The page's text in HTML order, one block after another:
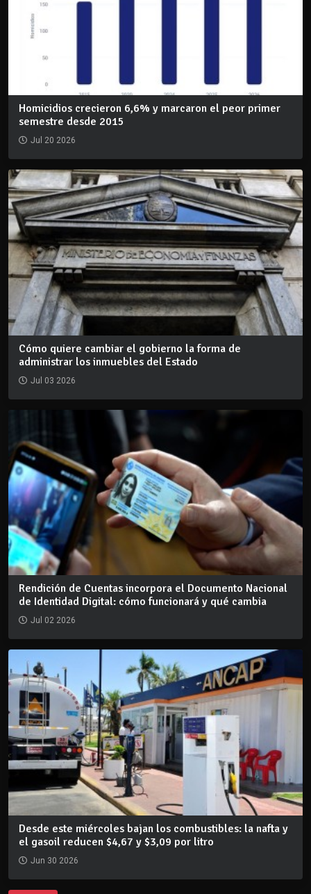
Homicidios crecieron 6,6% y marcaron el peor primer
semestre desde 2015
Jul 20 2026
Cómo quiere cambiar el gobierno la forma de
administrar los inmuebles del Estado
Jul 03 2026
Rendición de Cuentas incorpora el Documento Nacional
de Identidad Digital: cómo funcionará y qué cambia
Jul 02 2026
Desde este miércoles bajan los combustibles: la nafta y
el gasoil reducen $4,67 y $3,09 por litro
Jun 30 2026